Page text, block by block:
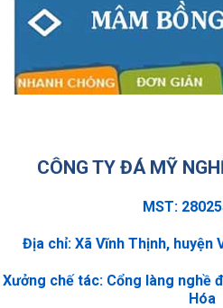
CÔNG TY ĐÁ MỸ
MST:
Địa chỉ: Xã Vĩnh Thịnh, huyện
Xưởng chế tác: Cổng làng nghề
Hóa